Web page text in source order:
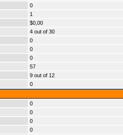
0
1
$0,00
4 out of 30
0
0
0
57
9 out of 12
0
0
0
0
0